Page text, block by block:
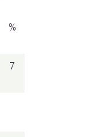
%
7